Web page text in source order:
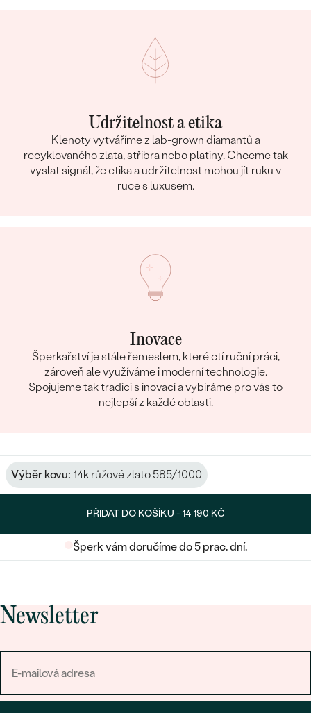
Udržitelnost a etika
Klenoty vytváříme z lab-grown diamantů a
recyklovaného zlata, stříbra nebo platiny. Chceme tak
vyslat signál, že etika a udržitelnost mohou jít ruku v
ruce s luxusem.
Inovace
Šperkařství je stále řemeslem, které ctí ruční práci,
zároveň ale využíváme i moderní technologie.
Spojujeme tak tradici s inovací a vybíráme pro vás to
nejlepší z každé oblasti.
Výběr kovu: 14k růžové zlato 585/1000
PŘIDAT DO KOŠÍKU -14 190 KČ
Šperk vám doručíme do 5 prac. dní.
Newsletter